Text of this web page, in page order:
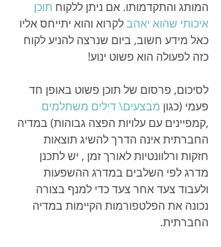
המותג והתקדמותו. אם ניתן ללקוח תוכן
איכותי שהוא יאהב לקרוא והוא יתייחס אליו
כאל מידע חשוב, ביום שנרצה להניע לקוח
כזה לפעולה הוא פשוט ינוע!
לסיכום, פרסום של תוכן פשוט באופן חד
פעמי (כגון מבצעים\ דילים משתלמים
,קמפיינים עם עלויות הפצה גבוהות) במדיה
החברתית אינה הדרך להשיג תוצאות
חזקות ורלוונטיות לאורך זמן , יש לתכנן
מדרג לפי השלבים במדרג ההשפעות
ולעבוד צעד אחר צעד כדי למנף בצורה
נכונה את הפלטפורמות הקיימות במדיה
החברתית.